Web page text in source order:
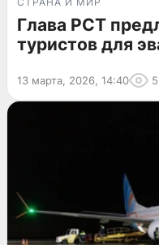
Глава РСТ
туристов для
13 марта, 2026, 14:40 5